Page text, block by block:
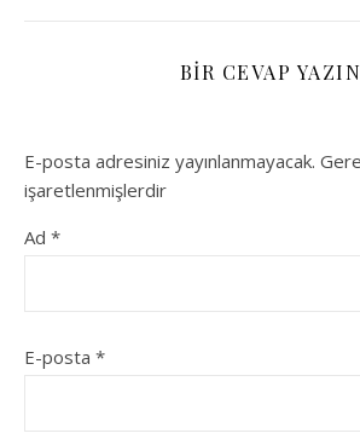
BIR CEVAP YAZIN
E-posta adresiniz yayınlanmayacak.
işaretlenmişlerdir
Ad *
E-posta *